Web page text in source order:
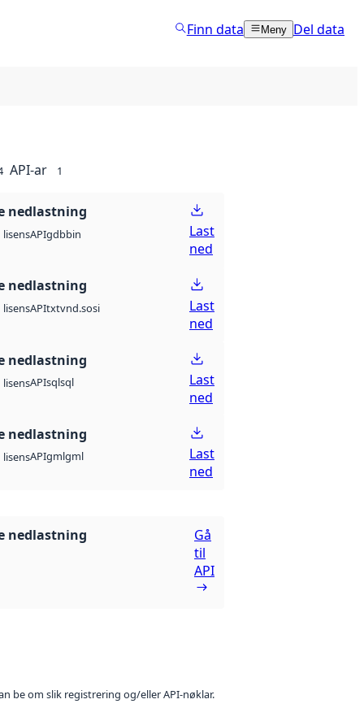
Finn data Meny Del data
API-ar 1
nedlastning
lisensAPIgdbbin
Last
ned
nedlastning
lisensAPItxtvnd.sosi
Last
ned
nedlastning
lisensAPIsqlsql
Last
ned
nedlastning
lisensAPIgmlgml
Last
ned
nedlastning
Gå
til
API
be om slik registrering og/eller API-nøklar.